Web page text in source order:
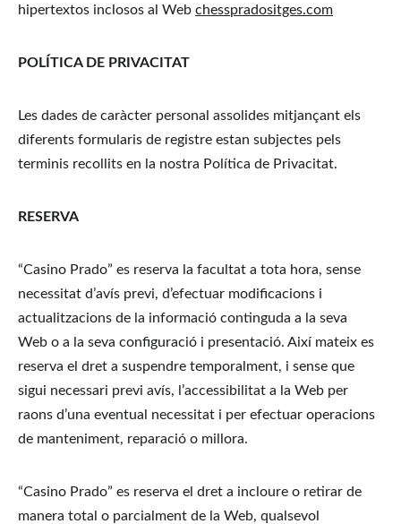
hipertextos inclosos al Web chesspradositges.com
POLÍTICA DE PRIVACITAT
Les dades de caràcter personal assolides mitjançant els
diferents formularis de registre estan subjectes pels
terminis recollits en la nostra Política de Privacitat.
RESERVA
“Casino Prado” es reserva la facultat a tota hora, sense
necessitat d’avís previ, d’efectuar modificacions i
actualitzacions de la informació continguda a la seva
Web o a la seva configuració i presentació. Així mateix es
reserva el dret a suspendre temporalment, i sense que
sigui necessari previ avís, l’accessibilitat a la Web per
raons d’una eventual necessitat i per efectuar operacions
de manteniment, reparació o millora.
“Casino Prado” es reserva el dret a incloure o retirar de
manera total o parcialment de la Web, qualsevol